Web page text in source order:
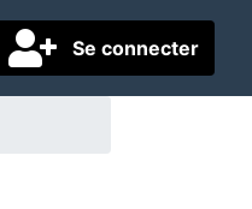
Se connecter